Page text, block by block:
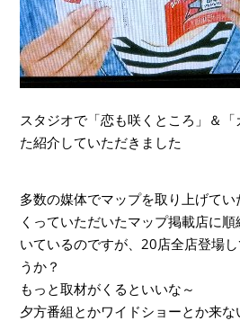
スタジオで「恋も咲くところ」＆
た紹介していただきました
多数の媒体でマップを取り上げて
くっていただいたマップ掲載店に
いているのですが、20店全店登場
うか？
もっと取材がくるといいな～
夕方番組とかワイドショーとか来な